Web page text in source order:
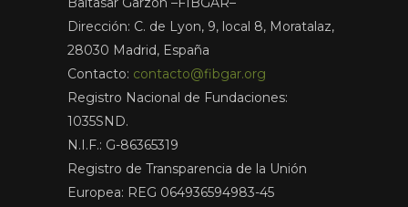
Dirección: C. de Lyon, 9, local 8, Moratalaz,
28030 Madrid, España
Contacto: contacto@fibgar.org
Registro Nacional de Fundaciones:
1035SND.
N.I.F.: G-86365319
Registro de Transparencia de la Unión
Europea: REG 064936594983-45